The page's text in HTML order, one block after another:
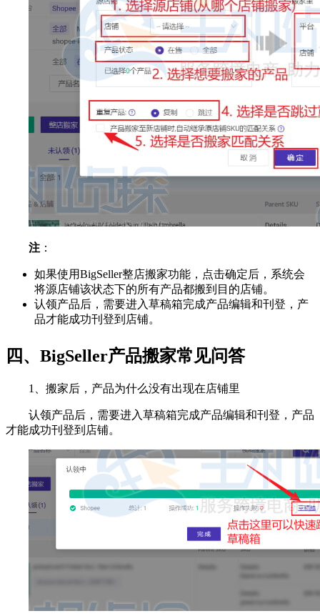
注 ：
如果使用BigSeller整店搬家功能，点击确定后，系统会
将源店铺该状态下的所有产品都搬到目的店铺。
认领产品后，需要进入草稿箱完成产品编辑和刊登，产
品才能成功刊登到店铺。
四、BigSeller产品搬家常见问答
1、搬家后，产品为什么没有出现在店铺里
认领产品后，需要进入草稿箱完成产品编辑和刊登，产品
才能成功刊登到店铺。